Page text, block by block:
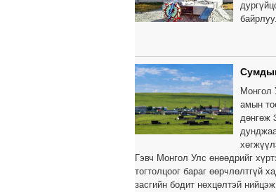
Монгол
амын
дөнгөж
Гэвч Монгол Улс өнөөдрийг
тогтолцоог бараг өөрчлөлтгүй
засгийн бодит нөхцөлтэй